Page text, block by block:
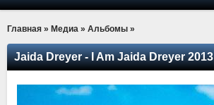
Главная » Медиа » Альбомы »
Jaida Dreyer - I Am Jaida Dreyer 2013